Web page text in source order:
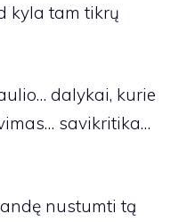
kyla tam tikrų
dalykai, kurie
savikritika…
nustumti tą